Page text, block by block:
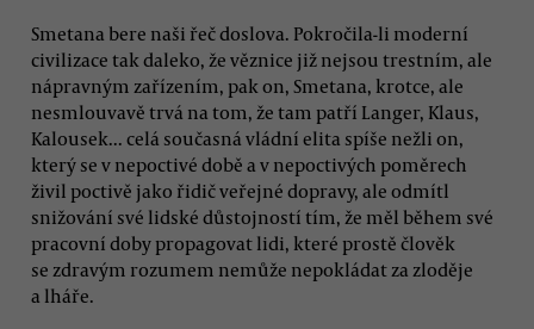
Smetana bere naši řeč doslova. Pokročila-li moderní
civilizace tak daleko, že věznice již nejsou trestním, ale
nápravným zařízením, pak on, Smetana, krotce, ale
nesmlouvavě trvá na tom, že tam patří Langer, Klaus,
Kalousek... celá současná vládní elita spíše nežli on,
který se v nepoctivé době a v nepoctivých poměrech
živil poctivě jako řidič veřejné dopravy, ale odmítl
snižování své lidské důstojností tím, že měl během své
pracovní doby propagovat lidi, které prostě člověk
se zdravým rozumem nemůže nepokládat za zloděje
a lháře.